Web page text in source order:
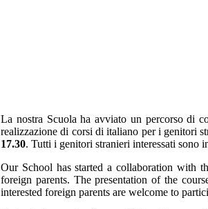
La nostra Scuola ha avviato un percorso di
realizzazione di corsi di italiano per i genitori
17.30. Tutti i genitori stranieri interessati sono
Our School has started a collaboration with
foreign parents. The presentation of the
interested foreign parents are welcome to